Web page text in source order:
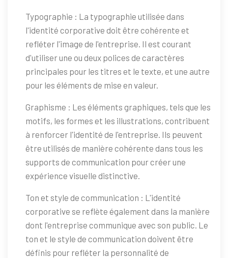
Typographie : La typographie utilisée dans
l'identité corporative doit être cohérente et
refléter l'image de l'entreprise. Il est courant
d'utiliser une ou deux polices de caractères
principales pour les titres et le texte, et une autre
pour les éléments de mise en valeur.
Graphisme : Les éléments graphiques, tels que les
motifs, les formes et les illustrations, contribuent
à renforcer l'identité de l'entreprise. Ils peuvent
être utilisés de manière cohérente dans tous les
supports de communication pour créer une
expérience visuelle distinctive.
Ton et style de communication : L'identité
corporative se reflète également dans la manière
dont l'entreprise communique avec son public. Le
ton et le style de communication doivent être
définis pour refléter la personnalité de